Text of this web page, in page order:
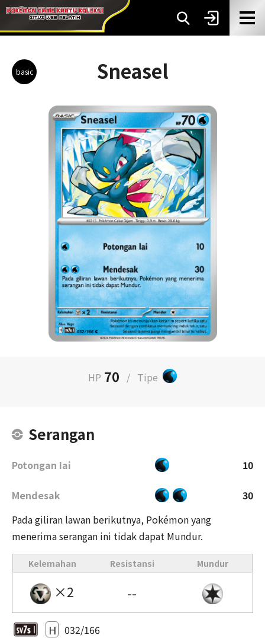
basic Sneasel
HP 70 / Tipe
Serangan
Potongan Iai 10
Mendesak
30
Pada giliran lawan berikutnya, Pokémon yang
menerima serangan ini tidak dapat Mundur.
Kelemahan Resistansi Mundur
×2 --
H 032/166